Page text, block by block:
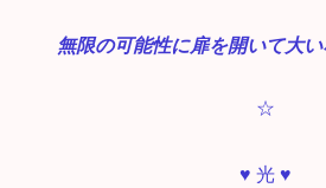
無限の可能性に扉を開いて大
☆
♥ 光 ♥